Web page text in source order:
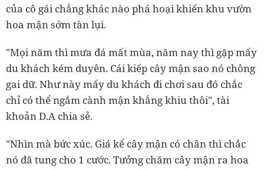
của cô gái chẳng khác nào phá hoại khiến khu vườn
hoa mận sớm tàn lụi.
"Mọi năm thì mưa đá mất mùa, năm nay thì gặp mấy
du khách kém duyên. Cái kiếp cây mận sao nó chông
gai dữ. Như này mấy du khách đi chơi sau đó chắc
chỉ có thể ngắm cành mận khẳng khiu thôi", tài
khoản D.A chia sẻ.
"Nhìn mà bức xúc. Giá kể cây mận có chân thì chắc
nó đã tung cho 1 cước. Tưởng chăm cây mận ra hoa